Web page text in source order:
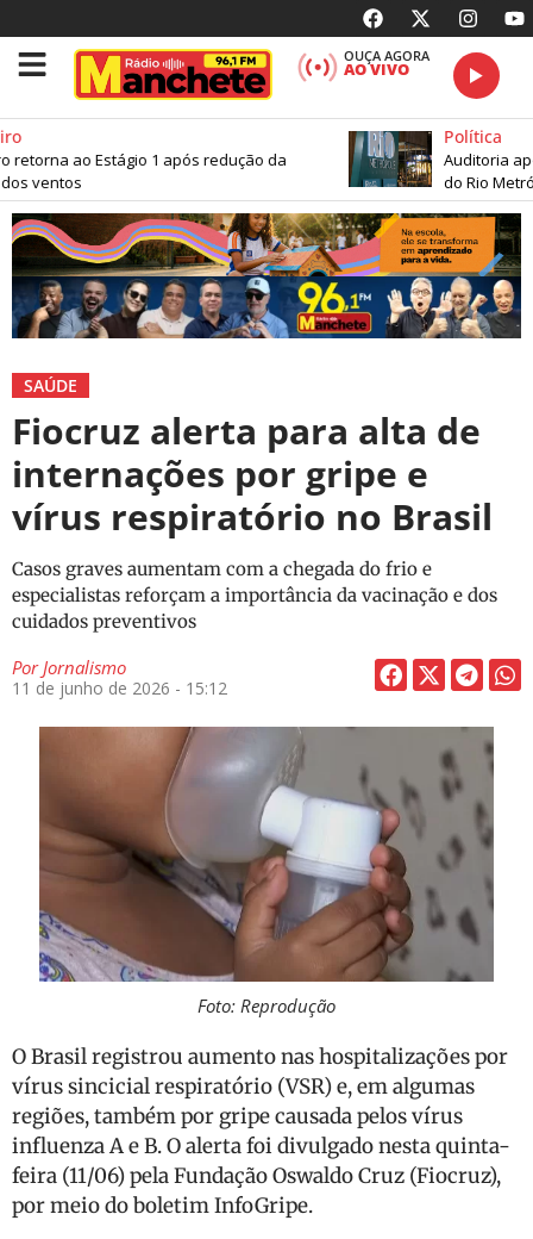
OUÇA AGORA
AO VIVO
retorna ao Estágio 1 após redução da
ventos
Política
Auditoria
do Rio
SAÚDE
Fiocruz alerta para alta de
internações por gripe e
vírus respiratório no Brasil
Casos graves aumentam com a chegada do frio e
especialistas reforçam a importância da vacinação e dos
cuidados preventivos
PorJornalismo
11 de junho de 2026 - 15:12
Foto: Reprodução
O Brasil registrou aumento nas hospitalizações por
vírus sincicial respiratório (VSR) e, em algumas
regiões, também por gripe causada pelos vírus
influenza A e B. O alerta foi divulgado nesta quinta-
feira (11/06) pela Fundação Oswaldo Cruz (Fiocruz),
por meio do boletim InfoGripe.